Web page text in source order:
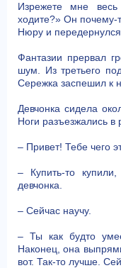
Изрежете мне
ходите?» Он почему-
Нюру и передернулся.
Фантазии прервал
шум. Из третьего
Сережка заспешил к
Девчонка сидела
Ноги разъезжались в
– Привет! Тебе чего
– Купить-то
девчонка.
– Сейчас научу.
– Ты как будто
Наконец, она
вот. Так-то лучше.